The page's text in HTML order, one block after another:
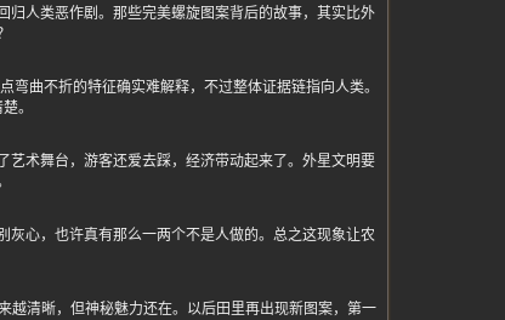
归人类恶作剧。那些完美螺旋图案背后的故事，其实比外
曲不折的特征确实难解释，不过整体证据链指向人类。
。
术舞台，游客还爱去踩，经济带动起来了。外星文明要
心，也许真有那么一两个不是人做的。总之这现象让农
越清晰，但神秘魅力还在。以后田里再出现新图案，第一